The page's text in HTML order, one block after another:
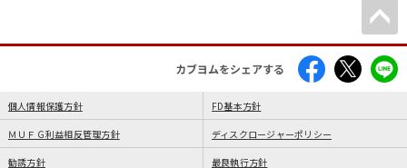
カブヨムをシェアする
個人情報保護方針 FD基本方針
ＭＵＦＧ利益相反管理方針 ディスクロージャーポリシー
勧誘方針 最良執行方針